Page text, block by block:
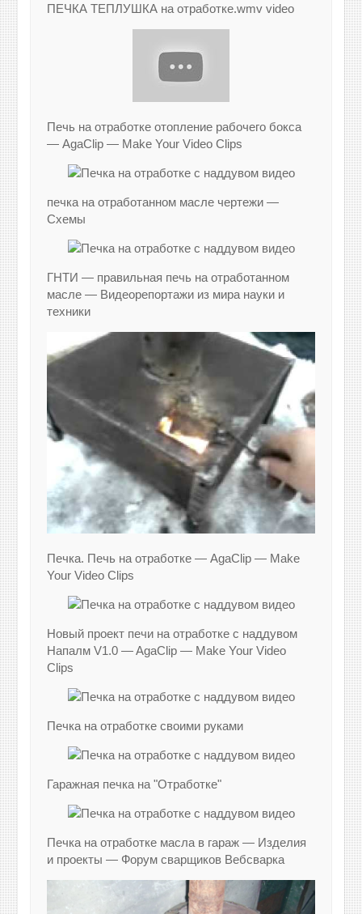
ПЕЧКА ТЕПЛУШКА на отработке.wmv video
Печь на отработке отопление рабочего бокса
— AgaClip — Make Your Video Clips
печка на отработанном масле чертежи —
Схемы
ГНТИ — правильная печь на отработанном
масле — Видеорепортажи из мира науки и
техники
Печка. Печь на отработке — AgaClip — Make
Your Video Clips
Новый проект печи на отработке с наддувом
Напалм V1.0 — AgaClip — Make Your Video
Clips
Печка на отработке своими руками
Гаражная печка на "Отработке"
Печка на отработке масла в гараж — Изделия
и проекты — Форум сварщиков Вебсварка